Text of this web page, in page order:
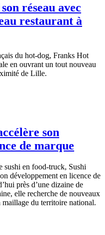
réseau avec
restaurant à
du hot-dog, Franks Hot
en ouvrant un tout nouveau
de Lille.
son
de marque
sushi en food-truck, Sushi
développement en licence de
près d’une dizaine de
elle recherche de nouveaux
du territoire national.